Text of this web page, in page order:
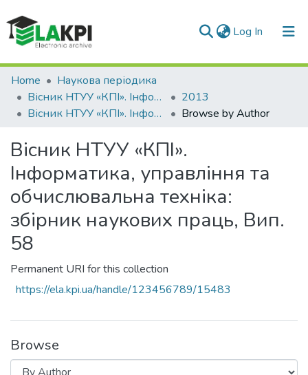
Log In (current)
Communities & Collections
All of DSpace
Home
Наукова періодика
Вісник НТУУ «КПІ». Інформатика, управління та обчислювальна техніка
2013
Вісник НТУУ «КПІ». Інформатика, управління та обчислювальна техніка: збірник наукових праць, Вип. 58
Browse by Author
Вісник НТУУ «КПІ».
Інформатика, управління та
обчислювальна техніка:
збірник наукових праць, Вип.
58
Permanent URI for this collection
https://ela.kpi.ua/handle/123456789/15483
Browse